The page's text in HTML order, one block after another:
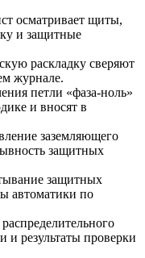
осматривает щиты,
и защитные
раскладку сверяют
журнале.
петли «фаза-ноль»
и вносят в
заземляющего
защитных
защитных
автоматики по
результаты проверки